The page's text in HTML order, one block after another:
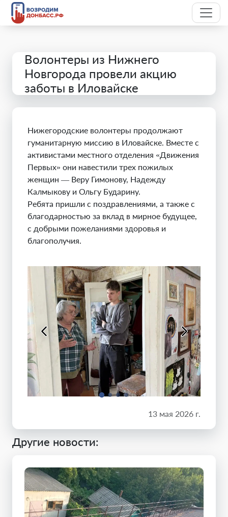
Волонтеры из Нижнего
Новгорода провели акцию
заботы в Иловайске
Нижегородские волонтеры продолжают
гуманитарную миссию в Иловайске. Вместе с
активистами местного отделения «Движения
Первых» они навестили трех пожилых
женщин — Веру Гимонову, Надежду
Калмыкову и Ольгу Бударину.
Ребята пришли с поздравлениями, а также с
благодарностью за вклад в мирное будущее,
с добрыми пожеланиями здоровья и
благополучия.
13 мая 2026 г.
Другие новости: